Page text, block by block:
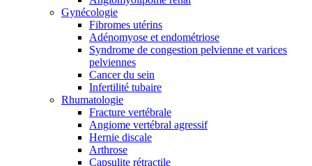
Gynécologie
Fibromes utérins
Adénomyose et endométriose
Syndrome de congestion pelvienne et varices
pelviennes
Cancer du sein
Infertilité tubaire
Rhumatologie
Fracture vertébrale
Angiome vertébral agressif
Hernie discale
Arthrose
Capsulite rétractile